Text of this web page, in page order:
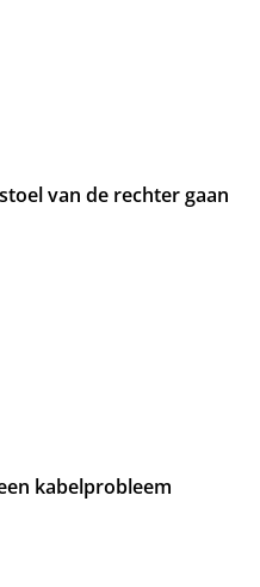
van de rechter gaan
kabelprobleem